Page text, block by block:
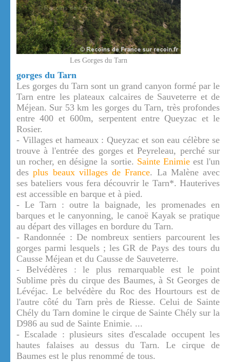
Les Gorges du Tarn
gorges du Tarn
Les gorges du Tarn sont un grand canyon formé par le
Tarn entre les plateaux calcaires de Sauveterre et de
Méjean. Sur 53 km les gorges du Tarn, très profondes
entre 400 et 600m, serpentent entre Queyzac et le
Rosier.
- Villages et hameaux : Queyzac et son eau célèbre se
trouve à l'entrée des gorges et Peyreleau, perché sur
un rocher, en désigne la sortie. Sainte Enimieest l'un
desplus beaux villages de France. La Malène avec
ses bateliers vous fera découvrir le Tarn*. Hauterives
est accessible en barque et à pied.
- Le Tarn : outre la baignade, les promenades en
barques et le canyonning, le canoë Kayak se pratique
au départ des villages en bordure du Tarn.
- Randonnée : De nombreux sentiers parcourent les
gorges parmi lesquels ; les GR de Pays des tours du
Causse Méjean et du Causse de Sauveterre.
- Belvédères : le plus remarquable est le point
Sublime près du cirque des Baumes, à St Georges de
Lévéjac. Le belvédère du Roc des Hourtours est de
l'autre côté du Tarn près de Riesse. Celui de Sainte
Chély du Tarn domine le cirque de Sainte Chély sur la
D986 au sud de Sainte Enimie. ...
- Escalade : plusieurs sites d'escalade occupent les
hautes falaises au dessus du Tarn. Le cirque de
Baumes est le plus renommé de tous.